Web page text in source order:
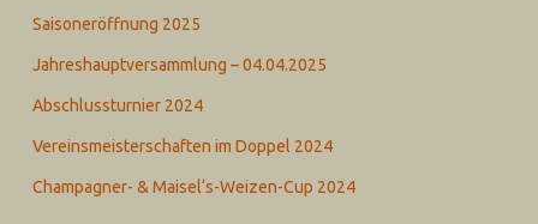
Saisoneröffnung 2025
Jahreshauptversammlung – 04.04.2025
Abschlussturnier 2024
Vereinsmeisterschaften im Doppel 2024
Champagner- & Maisel‘s-Weizen-Cup 2024